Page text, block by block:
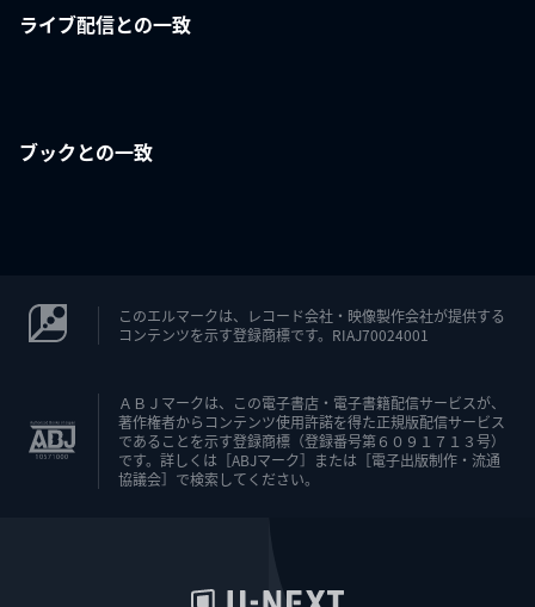
ライブ配信との一致
ブックとの一致
このエルマークは、レコード会社・映像製作会社が提供する
コンテンツを示す登録商標です。RIAJ70024001
ＡＢＪマークは、この電子書店・電子書籍配信サービスが、
著作権者からコンテンツ使用許諾を得た正規版配信サービス
であることを示す登録商標（登録番号第６０９１７１３号）
です。詳しくは［ABJマーク］または［電子出版制作・流通
協議会］で検索してください。